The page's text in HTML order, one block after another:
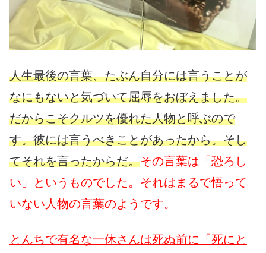
人生最後の言葉、たぶん自分には言うことが
なにもないと気づいて屈辱をおぼえました。
だからこそクルツを優れた人物と呼ぶので
す。彼には言うべきことがあったから。そし
てそれを言ったからだ。その言葉は「恐ろし
い」というものでした。それはまるで悟って
いない人物の言葉のようです。
とんちで有名な一休さんは死ぬ前に「死にと